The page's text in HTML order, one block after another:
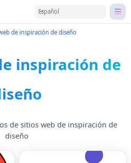
Español
de inspiración de diseño
inspiración de
de sitios web de inspiración de
diseño